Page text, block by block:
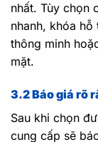
nhất. Tùy chọn
nhanh, khóa
thông minh
mặt.
3.2 Báo giá rõ
Sau khi chọn
cung cấp sẽ